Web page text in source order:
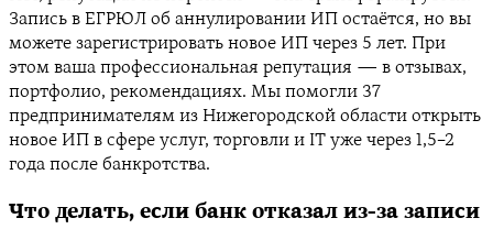
Запись в ЕГРЮЛ об аннулировании ИП остаётся, но вы
можете зарегистрировать новое ИП через 5 лет. При
этом ваша профессиональная репутация — в отзывах,
портфолио, рекомендациях. Мы помогли 37
предпринимателям из Нижегородской области открыть
новое ИП в сфере услуг, торговли и IT уже через 1,5–2
года после банкротства.
Что делать, если банк отказал из-за записи